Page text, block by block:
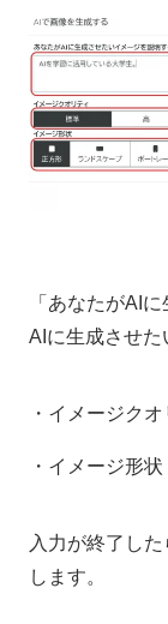
「あなたがAI
AIに生成させた
・イメージク
・イメージ形
入力が終了し
します。